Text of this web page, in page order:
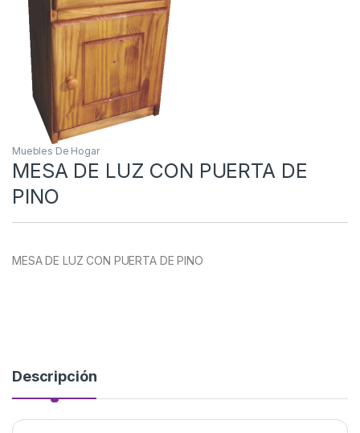
Muebles De Hogar
MESA DE LUZ CON PUERTA DE
PINO
MESA DE LUZ CON PUERTA DE PINO
Descripción